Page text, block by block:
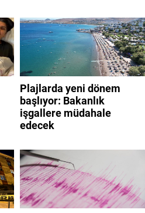
Plajlarda yeni dönem
başlıyor: Bakanlık
işgallere müdahale
edecek